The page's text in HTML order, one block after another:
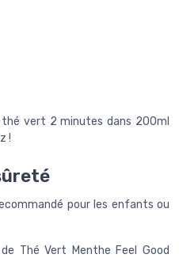
vert 2 minutes dans 200ml
!
pour les enfants ou
Thé Vert Menthe Feel Good